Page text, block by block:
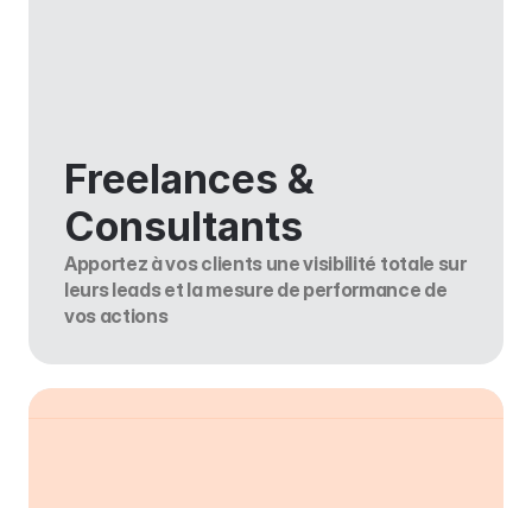
Freelances &
Consultants
Apportez à vos clients une visibilité totale sur
leurs leads et la mesure de performance de
vos actions